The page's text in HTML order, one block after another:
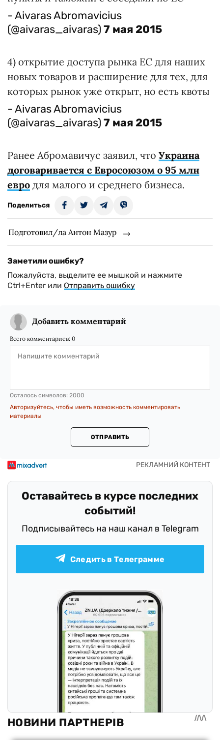
- Aivaras Abromavicius
(@aivaras_aivaras)7 мая 2015
4) открытие доступа рынка ЕС для наших
новых товаров и расширение для тех, для
которых рынок уже открыт, но есть квоты
- Aivaras Abromavicius
(@aivaras_aivaras)7 мая 2015
Ранее Абромавичус заявил, что Украина
договаривается с Евросоюзом о 95 млн
евро для малого и среднего бизнеса.
Поделиться
Подготовил/ла Антон Мазур
Заметили ошибку?
Пожалуйста, выделите ее мышкой и нажмите
Ctrl+Enter или Отправить ошибку
Добавить комментарий
Всего комментариев: 0
Осталось символов: 2000
Авторизуйтесь, чтобы иметь возможность комментировать
материалы
ОТПРАВИТЬ
Оставайтесь в курсе последних
событий!
Подписывайтесь на наш канал в Telegram
Следить в Телеграмме